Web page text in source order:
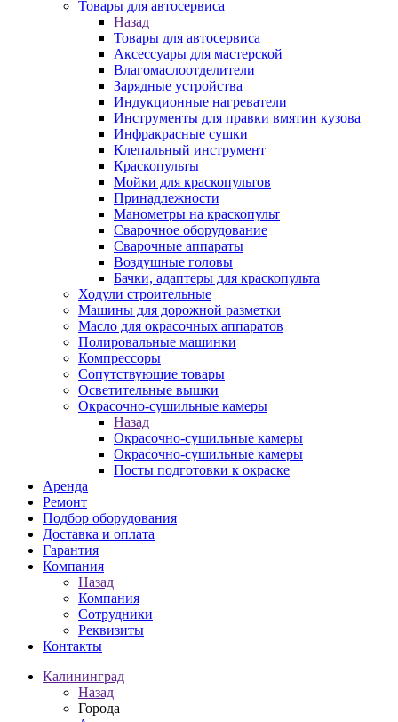
Товары для автосервиса
Назад
Товары для автосервиса
Аксессуары для мастерской
Влагомаслоотделители
Зарядные устройства
Индукционные нагреватели
Инструменты для правки вмятин кузова
Инфракрасные сушки
Клепальный инструмент
Краскопульты
Мойки для краскопультов
Принадлежности
Манометры на краскопульт
Сварочное оборудование
Сварочные аппараты
Воздушные головы
Бачки, адаптеры для краскопульта
Ходули строительные
Машины для дорожной разметки
Масло для окрасочных аппаратов
Полировальные машинки
Компрессоры
Сопутствующие товары
Осветительные вышки
Окрасочно-сушильные камеры
Назад
Окрасочно-сушильные камеры
Окрасочно-сушильные камеры
Посты подготовки к окраске
Аренда
Ремонт
Подбор оборудования
Доставка и оплата
Гарантия
Компания
Назад
Компания
Сотрудники
Реквизиты
Контакты
Калининград
Назад
Города